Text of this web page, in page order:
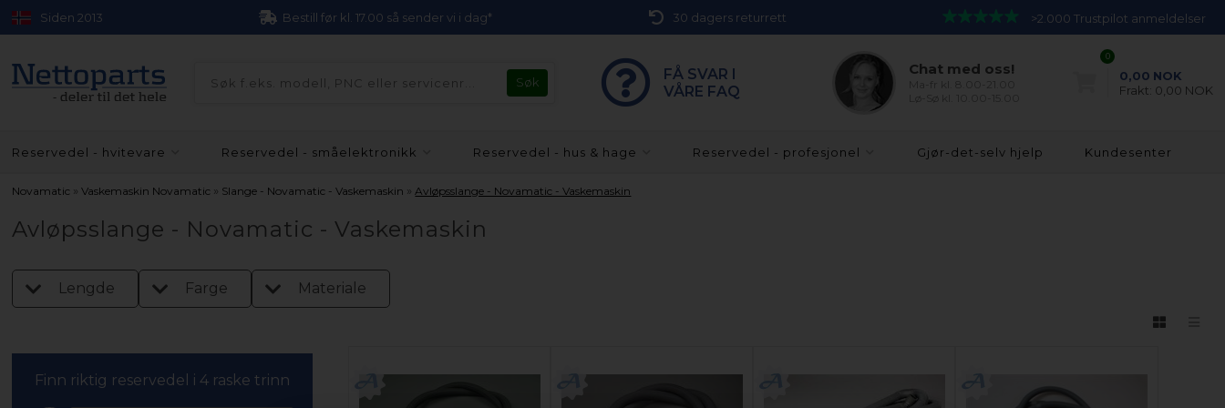
Siden 2013 Bestill før kl. 17.00 så sender vi i dag* 30 dagers returrett >2.000 Trustpilot anmeldelser
FÅ SVAR I
VÅRE FAQ
Chat med oss!
0
0,00 NOK
Frakt: 0,00 NOK
Reservedel - hvitevare Reservedel - småelektronikk Reservedel - hus & hage Reservedel - profesjonel Gjør-det-selv hjelp Kundesenter
Novamatic »Vaskemaskin Novamatic » Slange - Novamatic - Vaskemaskin » Avløpsslange - Novamatic - Vaskemaskin
Avløpsslange - Novamatic - Vaskemaskin
Lengde Farge Materiale
Finn riktig reservedel i 4 raske trinn